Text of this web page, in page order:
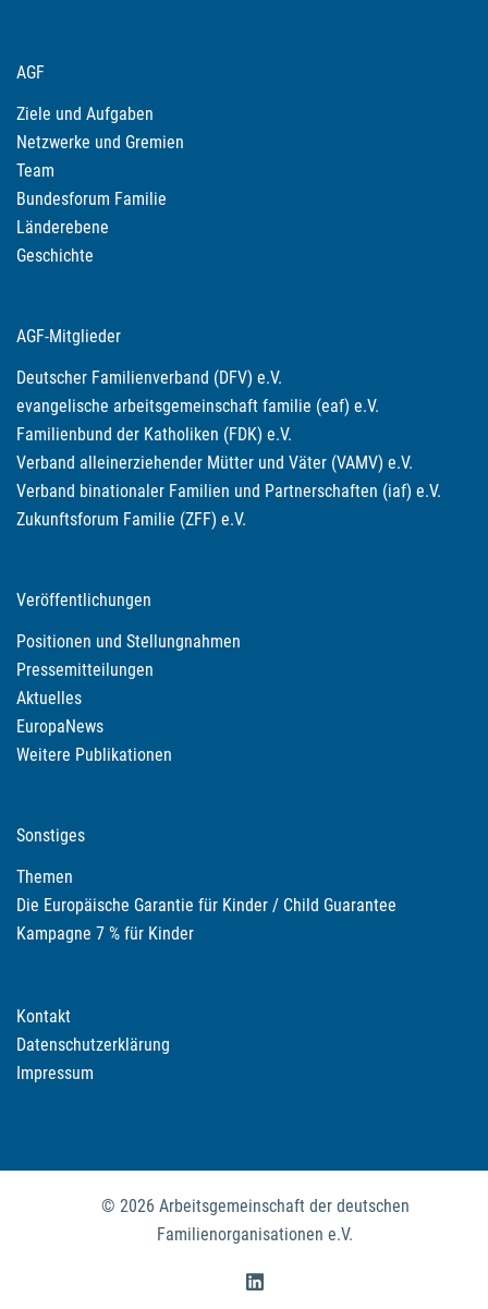
AGF
Ziele und Aufgaben
Netzwerke und Gremien
Team
Bundesforum Familie
Länderebene
Geschichte
AGF-Mitglieder
Deutscher Familienverband (DFV) e.V.
evangelische arbeitsgemeinschaft familie (eaf) e.V.
Familienbund der Katholiken (FDK) e.V.
Verband alleinerziehender Mütter und Väter (VAMV) e.V.
Verband binationaler Familien und Partnerschaften (iaf) e.V.
Zukunftsforum Familie (ZFF) e.V.
Veröffentlichungen
Positionen und Stellungnahmen
Pressemitteilungen
Aktuelles
EuropaNews
Weitere Publikationen
Sonstiges
Themen
Die Europäische Garantie für Kinder / Child Guarantee
Kampagne 7 % für Kinder
Kontakt
Datenschutzerklärung
Impressum
© 2026 Arbeitsgemeinschaft der deutschen
Familienorganisationen e.V.
https://www.linkedin.com/